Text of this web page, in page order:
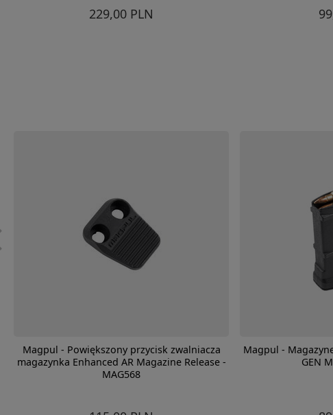
229,00 PLN
Magpul - Powiększony przycisk zwalniacza
magazynka Enhanced AR Magazine Release -
MAG568
Magpul -
GEN